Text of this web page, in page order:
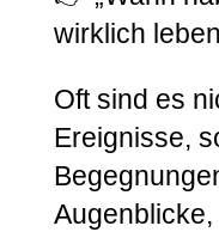
wirklich
Oft sind es
Ereignisse,